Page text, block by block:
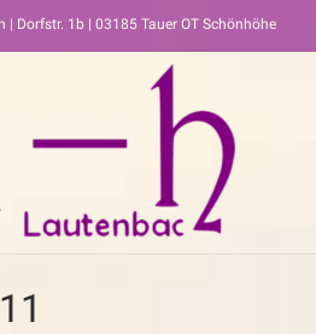
| Dorfstr. 1b | 03185 Tauer OT Schönhöhe